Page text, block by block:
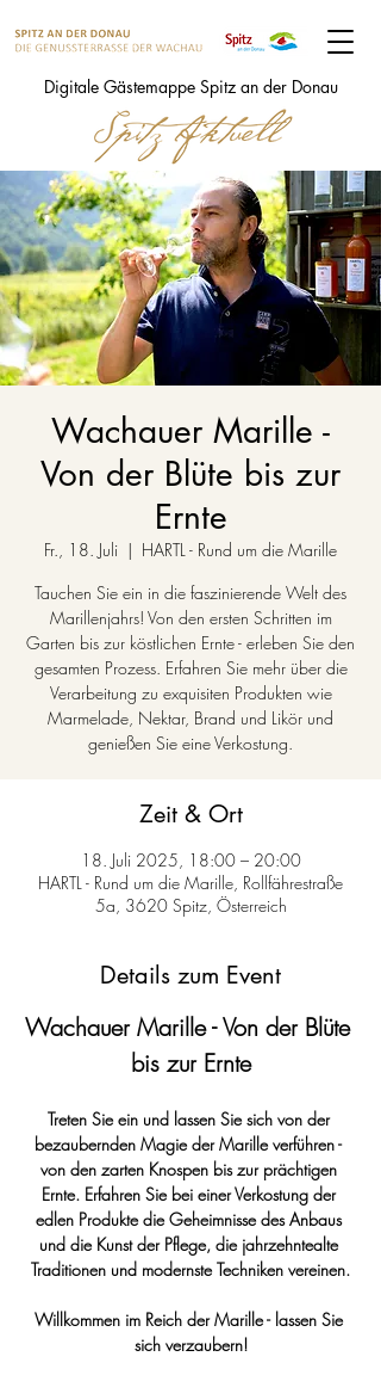
Digitale Gästemappe Spitz an der Donau
Wachauer Marille -
Von der Blüte bis zur
Ernte
Fr., 18. Juli
  |
HARTL - Rund um die Marille
Tauchen Sie ein in die faszinierende Welt des
Marillenjahrs! Von den ersten Schritten im
Garten bis zur köstlichen Ernte - erleben Sie den
gesamten Prozess. Erfahren Sie mehr über die
Verarbeitung zu exquisiten Produkten wie
Marmelade, Nektar, Brand und Likör und
genießen Sie eine Verkostung.
Zeit & Ort
18. Juli 2025, 18:00 – 20:00
HARTL - Rund um die Marille, Rollfährestraße
5a, 3620 Spitz, Österreich
Details zum Event
Wachauer Marille - Von der Blüte
bis zur Ernte
Treten Sie ein und lassen Sie sich von der
bezaubernden Magie der Marille verführen -
von den zarten Knospen bis zur prächtigen
Ernte. Erfahren Sie bei einer Verkostung der
edlen Produkte die Geheimnisse des Anbaus
und die Kunst der Pflege, die jahrzehntealte
Traditionen und modernste Techniken vereinen.
Willkommen im Reich der Marille - lassen Sie
sich verzaubern!